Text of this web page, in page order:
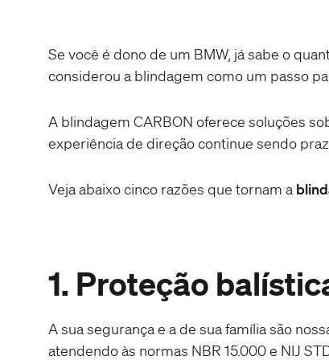
Se você é dono de um BMW, já sabe o
considerou a blindagem como um passo
A blindagem CARBON oferece soluções
experiência de direção continue sendo
Veja abaixo cinco razões que tornam a
1. Proteção
A sua segurança e a de sua família são
atendendo às normas NBR 15.000 e NIJ